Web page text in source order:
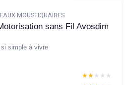
MOUSTIQUAIRES
sans Fil Avosdim
simple à vivre
★★★★★
★★★★★